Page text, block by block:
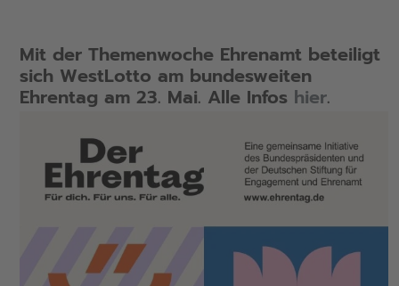
Mit der Themenwoche Ehrenamt beteiligt
sich WestLotto am bundesweiten
Ehrentag am 23. Mai. Alle Infos hier.